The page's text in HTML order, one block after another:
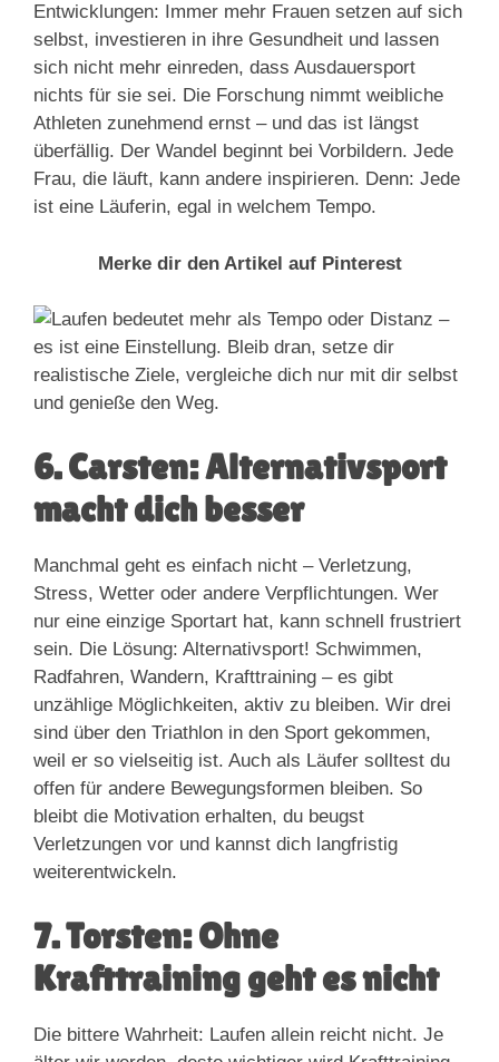
Entwicklungen: Immer mehr Frauen setzen auf sich
selbst, investieren in ihre Gesundheit und lassen
sich nicht mehr einreden, dass Ausdauersport
nichts für sie sei. Die Forschung nimmt weibliche
Athleten zunehmend ernst – und das ist längst
überfällig. Der Wandel beginnt bei Vorbildern. Jede
Frau, die läuft, kann andere inspirieren. Denn: Jede
ist eine Läuferin, egal in welchem Tempo.
Merke dir den Artikel auf Pinterest
6. Carsten: Alternativsport
macht dich besser
Manchmal geht es einfach nicht – Verletzung,
Stress, Wetter oder andere Verpflichtungen. Wer
nur eine einzige Sportart hat, kann schnell frustriert
sein. Die Lösung: Alternativsport! Schwimmen,
Radfahren, Wandern, Krafttraining – es gibt
unzählige Möglichkeiten, aktiv zu bleiben. Wir drei
sind über den Triathlon in den Sport gekommen,
weil er so vielseitig ist. Auch als Läufer solltest du
offen für andere Bewegungsformen bleiben. So
bleibt die Motivation erhalten, du beugst
Verletzungen vor und kannst dich langfristig
weiterentwickeln.
7. Torsten: Ohne
Krafttraining geht es nicht
Die bittere Wahrheit: Laufen allein reicht nicht. Je